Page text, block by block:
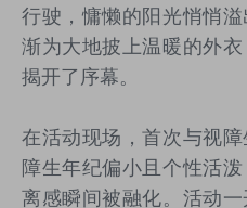
行驶，慵懒的阳光悄悄
渐为大地披上温暖的外
揭开了序幕。
在活动现场，首次与视
障生年纪偏小且个性活
离感瞬间被融化。活动